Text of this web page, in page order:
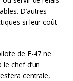
D’autres
si leur coût
de F-47 ne
chef d’un
centrale,